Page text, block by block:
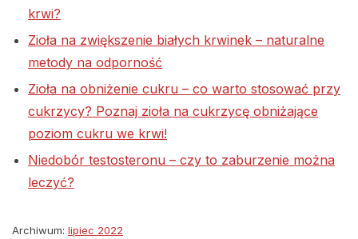
krwi?
Zioła na zwiększenie białych krwinek – naturalne
metody na odporność
Zioła na obniżenie cukru – co warto stosować przy
cukrzycy? Poznaj zioła na cukrzycę obniżające
poziom cukru we krwi!
Niedobór testosteronu – czy to zaburzenie można
leczyć?
Archiwum: lipiec 2022